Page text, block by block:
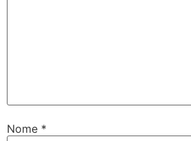
Nome *